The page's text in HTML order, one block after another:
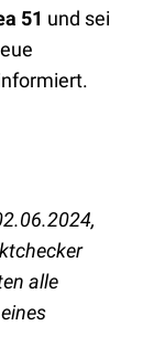
51 und sei
alle